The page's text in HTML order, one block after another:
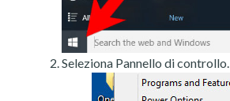
Seleziona Pannello di controllo.